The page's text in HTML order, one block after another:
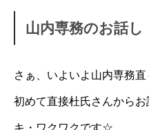
山内専務のお話し
さぁ、いよいよ山内専務
初めて直接杜氏さんから
キ・ワクワクです☆